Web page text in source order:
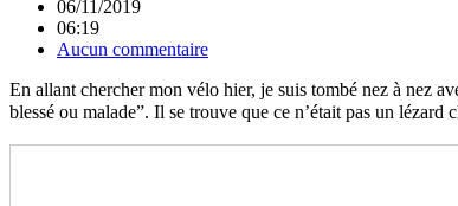
06/11/2019
06:19
Aucun commentaire
En allant chercher mon vélo hier, je suis tombé nez à nez
blessé ou malade”. Il se trouve que ce n’était pas un lézard